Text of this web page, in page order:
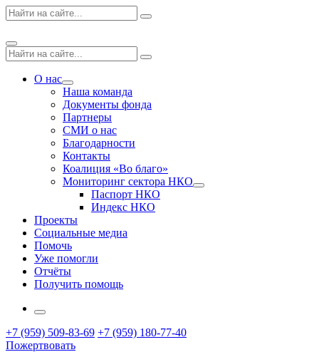
Skip
to
Поиск
по:
Search
Menu
Поиск
по:
Search
О нас
Expand
dropdown
Наша команда
Документы фонда
Партнеры
СМИ о нас
Благодарности
Контакты
Коалиция «Во благо»
Мониторинг сектора НКО
Expand
Паспорт НКО
Индекс НКО
Проекты
Социальные медиа
Помочь
Уже помогли
Отчёты
Получить помощь
More
+7 (959) 509-83-69 +7 (959) 180-77-40
Пожертвовать